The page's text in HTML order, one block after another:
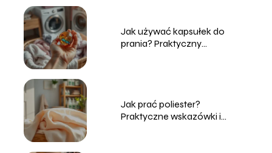
Jak używać kapsułek do
prania? Praktyczny
Jak prać poliester?
Praktyczne wskazówki i